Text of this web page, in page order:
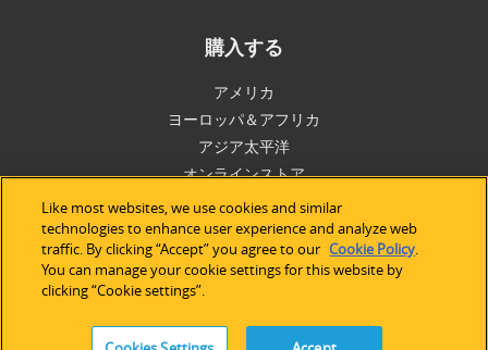
購入する
アメリカ
ヨーロッパ＆アフリカ
アジア太平洋
オンラインストア
サポート
技術サポート
Like most websites, we use cookies and similar
technologies to enhance user experience and analyze web
traffic. By clicking “Accept” you agree to our Cookie Policy.
You can manage your cookie settings for this website by
clicking “Cookie settings”.